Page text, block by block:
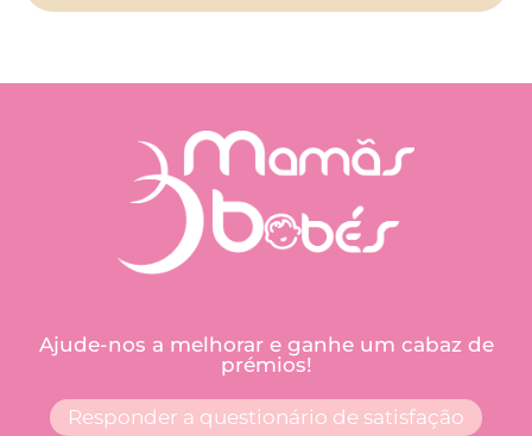
Ajude-nos a melhorar e ganhe um cabaz de
prémios!
Responder a questionário de satisfação